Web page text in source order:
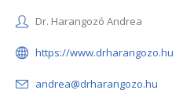
Dr. Harangozó Andrea
https://www.drharangozo.hu
andrea@drharangozo.hu